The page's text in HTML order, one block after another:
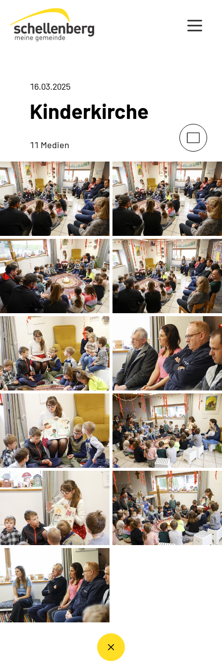
Gemeinde Schellenberg Startseite
16.03.2025
Kinderkirche
11 Medien